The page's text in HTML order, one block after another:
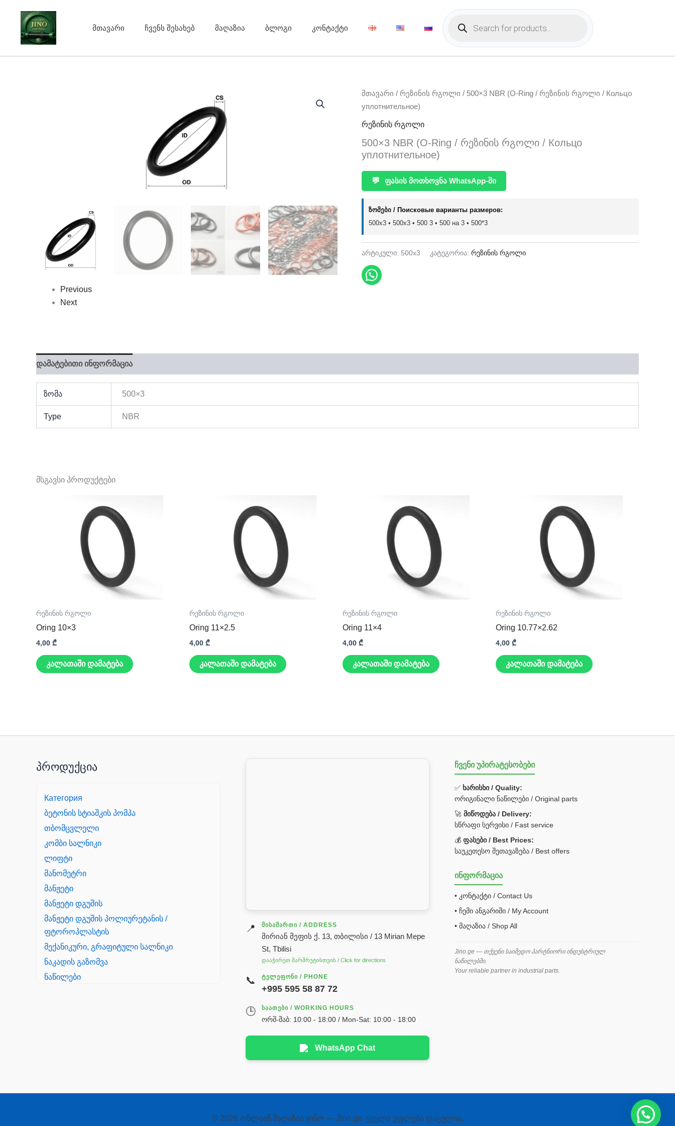
content
მთავარი ჩვენს შესახებ მაღაზია ბლოგი კონტაქტი
Products
search
Previous
Next
მთავარი / რეზინის რგოლი / 500×3 NBR (O-Ring / რეზინის რგოლი / Кольцо
уплотнительное)
რეზინის რგოლი
500×3 NBR (O-Ring / რეზინის რგოლი / Кольцо
уплотнительное)
💬 ფასის მოთხოვნა WhatsApp-ში
ზომები / Поисковые варианты размеров:
500x3 • 500х3 • 500 3 • 500 на 3 • 500*3
არტიკული: 500x3 კატეგორია: რეზინის რგოლი
დამატებითი ინფორმაცია
ზომა 500×3
Type NBR
მსგავსი პროდუქტები
რეზინის რგოლი
Oring 10×3
4,00 ₾
კალათაში დამატება
რეზინის რგოლი
Oring 11×2.5
4,00 ₾
კალათაში დამატება
რეზინის რგოლი
Oring 11×4
4,00 ₾
კალათაში დამატება
რეზინის რგოლი
Oring 10.77×2.62
4,00 ₾
კალათაში დამატება
პროდუქცია
Категория
ბეტონის სტიაშკის პომპა
თბომცვლელი
კომბი სალნიკი
ლიფტი
მანომეტრი
მანჟეტი
მანჟეტი დგუშის
მანჟეტი დგუშის პოლიურეტანის /
ფტოროპლასტის
მექანიკური, გრაფიტული სალნიკი
ნაკადის გაზომვა
ნაწილები
რეზინის რგოლი
📍 ᲛᲘᲡᲐᲛᲐᲠᲗᲘ / ADDRESS
მირიან მეფის ქ. 13, თბილისი / 13 Mirian Mepe
St, Tbilisi
დააჭირეთ მარშრუტისთვის / Click for directions
📞 ᲢᲔᲚᲔᲤᲝᲜᲘ / PHONE
+995 595 58 87 72
🕒 ᲡᲐᲐᲗᲔᲑᲘ / WORKING HOURS
ორშ-შაბ: 10:00 - 18:00 / Mon-Sat: 10:00 - 18:00
WhatsApp Chat
ჩვენი უპირატესობები
✅ ხარისხი / Quality:
ორიგინალი ნაწილები / Original parts
🚀მიწოდება / Delivery:
სწრაფი სერვისი / Fast service
💰ფასები / Best Prices:
საუკეთესო შეთავაზება / Best offers
ინფორმაცია
• კონტაქტი / Contact Us
• ჩემი ანგარიში / My Account
• მაღაზია / Shop All
Jino.ge — თქვენი საიმედო პარტნიორი ინდუსტრიულ
ნაწილებში.
Your reliable partner in industrial parts.
© 2026 ონლაინ მაღაზია ჯინო — Jino.ge. ყველა უფლება დაცულია.